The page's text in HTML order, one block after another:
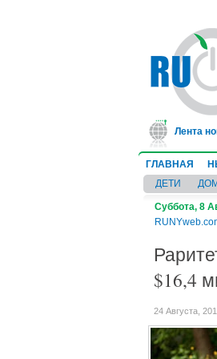
Лента
лет за мошенничество: он 20 лет ставил
ГЛАВНАЯ
ДЕТИ
ДОМ
Суббота, 8
$16,4
24 Августа,